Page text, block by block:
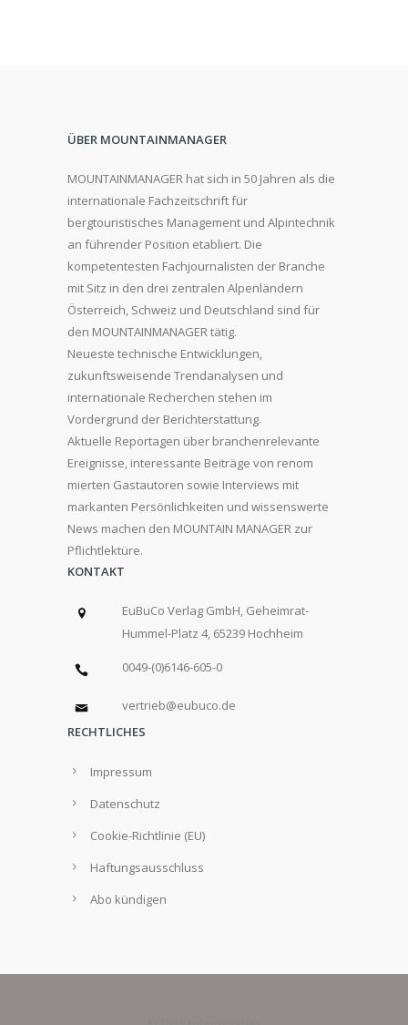
ÜBER MOUNTAINMANAGER
MOUNTAINMANAGER hat sich in 50 Jahren als die
internationale Fachzeitschrift für
bergtouristisches Management und Alpintechnik
an führender Position etabliert. Die
kompetentesten Fachjournalisten der Branche
mit Sitz in den drei zentralen Alpenländern
Österreich, Schweiz und Deutschland sind für
den MOUNTAINMANAGER tätig.
Neueste technische Entwicklungen,
zukunftsweisende Trendanalysen und
internationale Recherchen stehen im
Vordergrund der Berichterstattung.
Aktuelle Reportagen über branchenrelevante
Ereignisse, interessante Beiträge von renom
mierten Gastautoren sowie Interviews mit
markanten Persönlichkeiten und wissenswerte
News machen den MOUNTAIN MANAGER zur
Pflichtlektüre.
KONTAKT
EuBuCo Verlag GmbH, Geheimrat-
Hummel-Platz 4, 65239 Hochheim
0049-(0)6146-605-0
vertrieb@eubuco.de
RECHTLICHES
Impressum
Datenschutz
Cookie-Richtlinie (EU)
Haftungsausschluss
Abo kündigen